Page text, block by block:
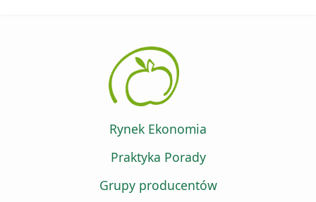
Rynek Ekonomia
Praktyka Porady
Grupy producentów